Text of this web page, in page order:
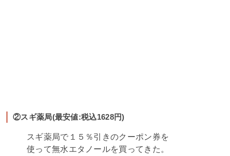
②スギ薬局(最安値:税込1628円)
スギ薬局で１５％引きのクーポン券を
使って無水エタノールを買ってきた。